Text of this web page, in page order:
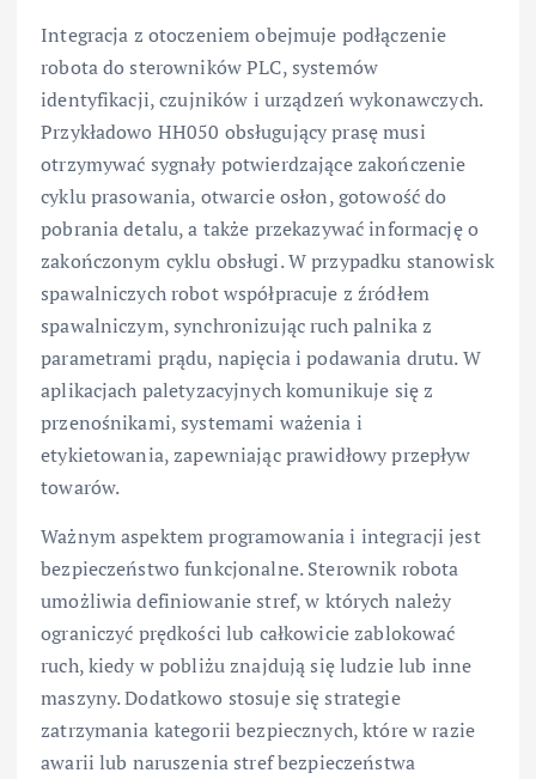
Integracja z otoczeniem obejmuje podłączenie
robota do sterowników PLC, systemów
identyfikacji, czujników i urządzeń wykonawczych.
Przykładowo HH050 obsługujący prasę musi
otrzymywać sygnały potwierdzające zakończenie
cyklu prasowania, otwarcie osłon, gotowość do
pobrania detalu, a także przekazywać informację o
zakończonym cyklu obsługi. W przypadku stanowisk
spawalniczych robot współpracuje z źródłem
spawalniczym, synchronizując ruch palnika z
parametrami prądu, napięcia i podawania drutu. W
aplikacjach paletyzacyjnych komunikuje się z
przenośnikami, systemami ważenia i
etykietowania, zapewniając prawidłowy przepływ
towarów.
Ważnym aspektem programowania i integracji jest
bezpieczeństwo funkcjonalne. Sterownik robota
umożliwia definiowanie stref, w których należy
ograniczyć prędkości lub całkowicie zablokować
ruch, kiedy w pobliżu znajdują się ludzie lub inne
maszyny. Dodatkowo stosuje się strategie
zatrzymania kategorii bezpiecznych, które w razie
awarii lub naruszenia stref bezpieczeństwa